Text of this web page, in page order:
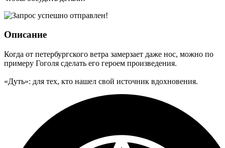
Описание
Когда от петербургского ветра замерзает даже нос, можно по
примеру Гоголя сделать его героем произведения.
«Дуть»: для тех, кто нашел свой источник вдохновения.